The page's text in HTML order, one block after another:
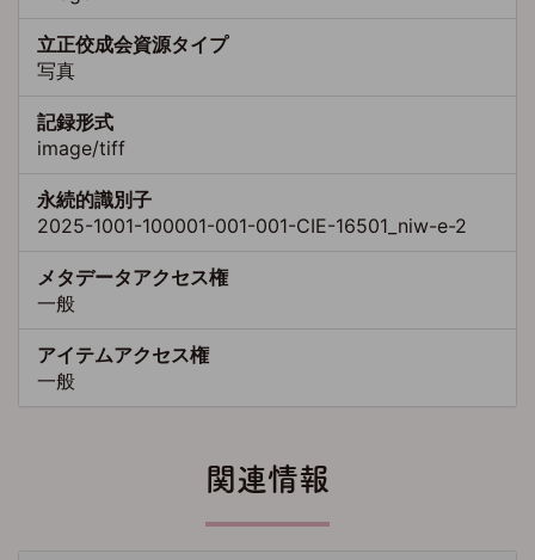
立正佼成会資源タイプ
写真
記録形式
image/tiff
永続的識別子
2025-1001-100001-001-001-CIE-16501_niw-e-2
メタデータアクセス権
一般
アイテムアクセス権
一般
関連情報